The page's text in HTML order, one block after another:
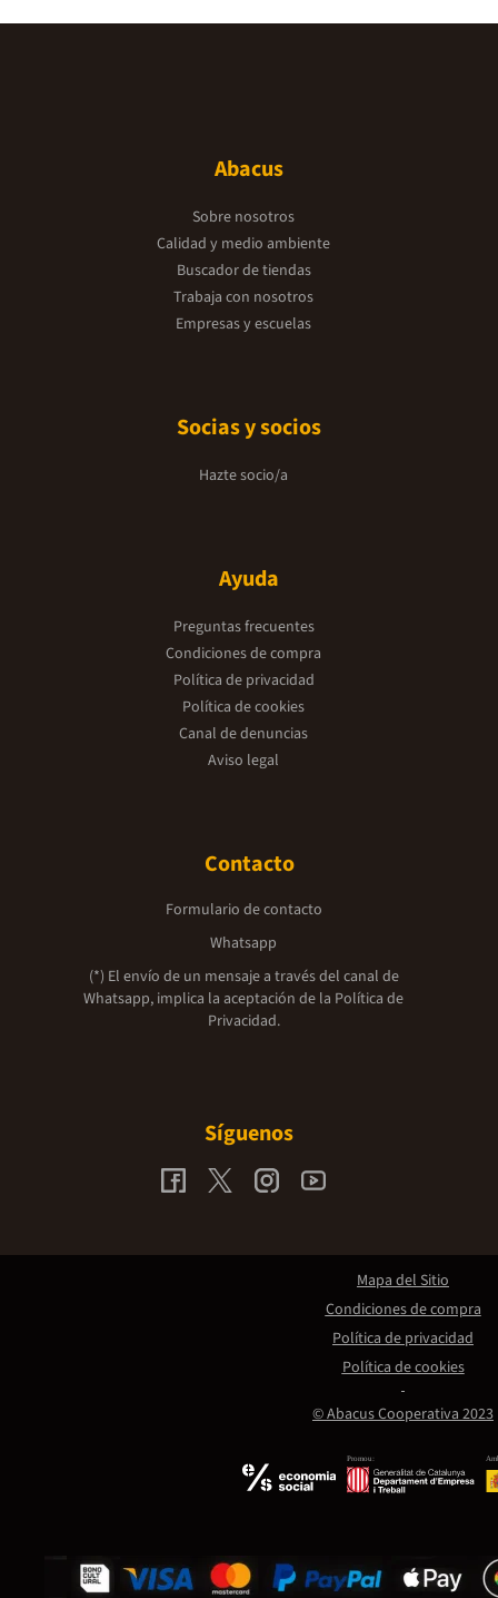
Abacus
Sobre nosotros
Calidad y medio ambiente
Buscador de tiendas
Trabaja con nosotros
Empresas y escuelas
Socias y socios
Hazte socio/a
Ayuda
Preguntas frecuentes
Condiciones de compra
Política de privacidad
Política de cookies
Canal de denuncias
Aviso legal
Contacto
Formulario de contacto
Whatsapp
(*) El envío de un mensaje a través del canal de
Whatsapp, implica la aceptación de la Política de
Privacidad.
Síguenos
Promou:
© Abacus Cooperativa 2023
Mapa del Sitio
Condiciones de compra
Política de privacidad
Política de cookies